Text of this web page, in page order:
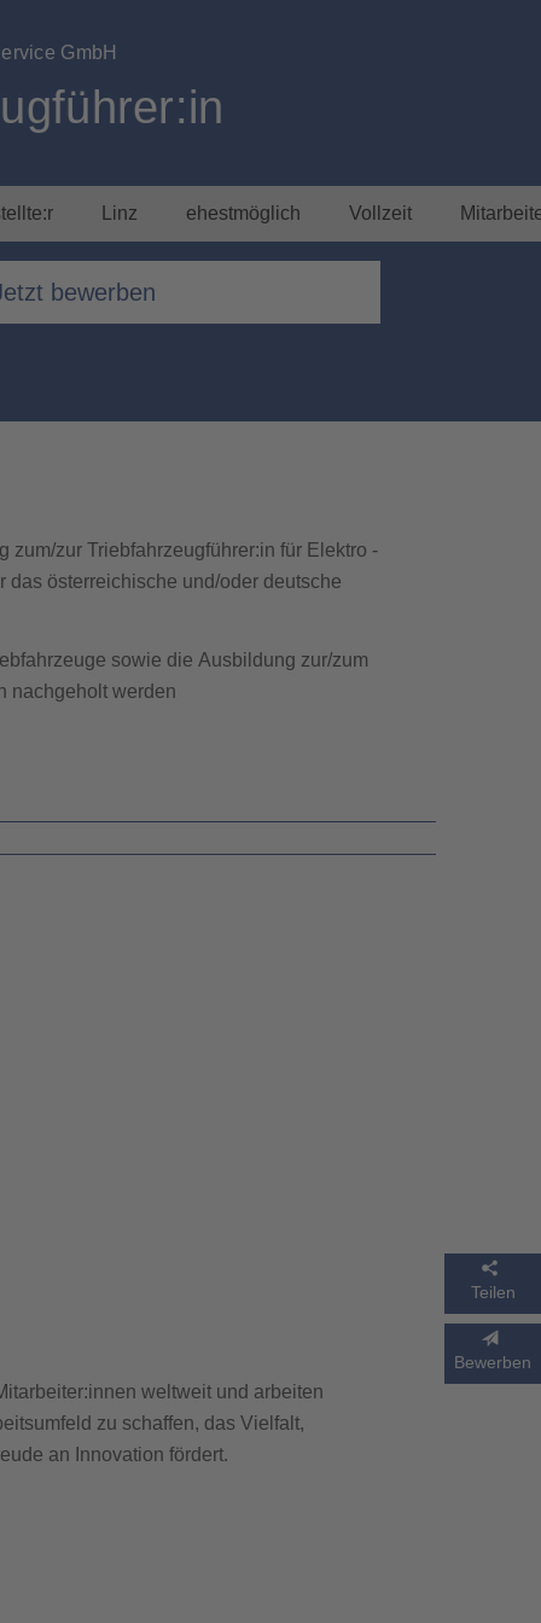
Teilen
Bewerben
GmbH
Linz ehestmöglich Vollzeit
bewerben
zum/zur Triebfahrzeugführer:in für Elektro -
das österreichische und/oder deutsche
sowie die Ausbildung zur/zum
nachgeholt werden
weltweit und arbeiten
zu schaffen, das Vielfalt,
an Innovation fördert.